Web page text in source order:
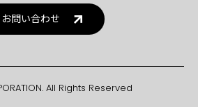
お問い合わせ
All Rights Reserved